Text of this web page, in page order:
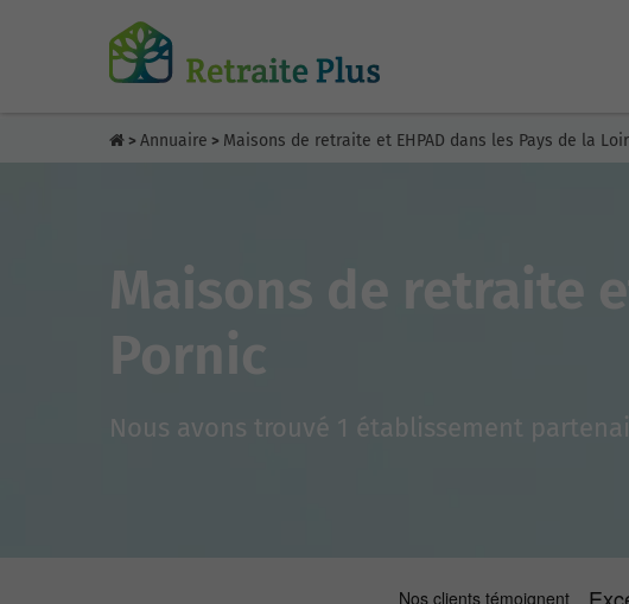
> Annuaire > Maisons de retraite et EHPAD dans les Pays de la
Maisons de retraite
Pornic
Nous avons trouvé 1 établissement